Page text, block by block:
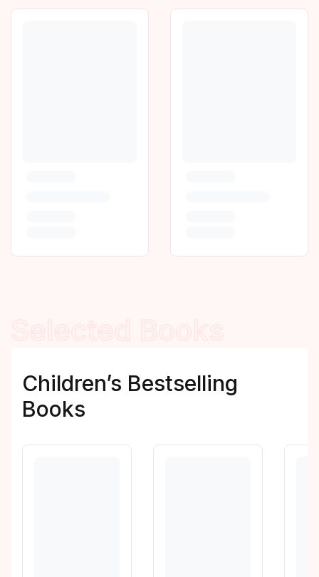
Children’s Bestselling
Books